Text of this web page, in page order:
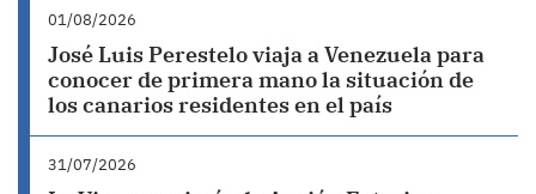
01/08/2026
José Luis Perestelo viaja a Venezuela para
conocer de primera mano la situación de
los canarios residentes en el país
31/07/2026